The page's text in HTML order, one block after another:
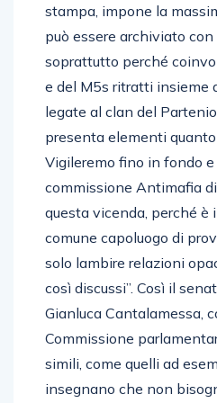
stampa, impone la
può essere archiviato con
soprattutto perché
e del M5s ritratti insieme
legate al clan del
presenta elementi
Vigileremo fino in fondo
commissione Antimafia
questa vicenda, perché è
comune capoluogo di
solo lambire relazioni
così discussi”. Così il
Gianluca Cantalamessa,
Commissione
simili, come quelli ad
insegnano che non